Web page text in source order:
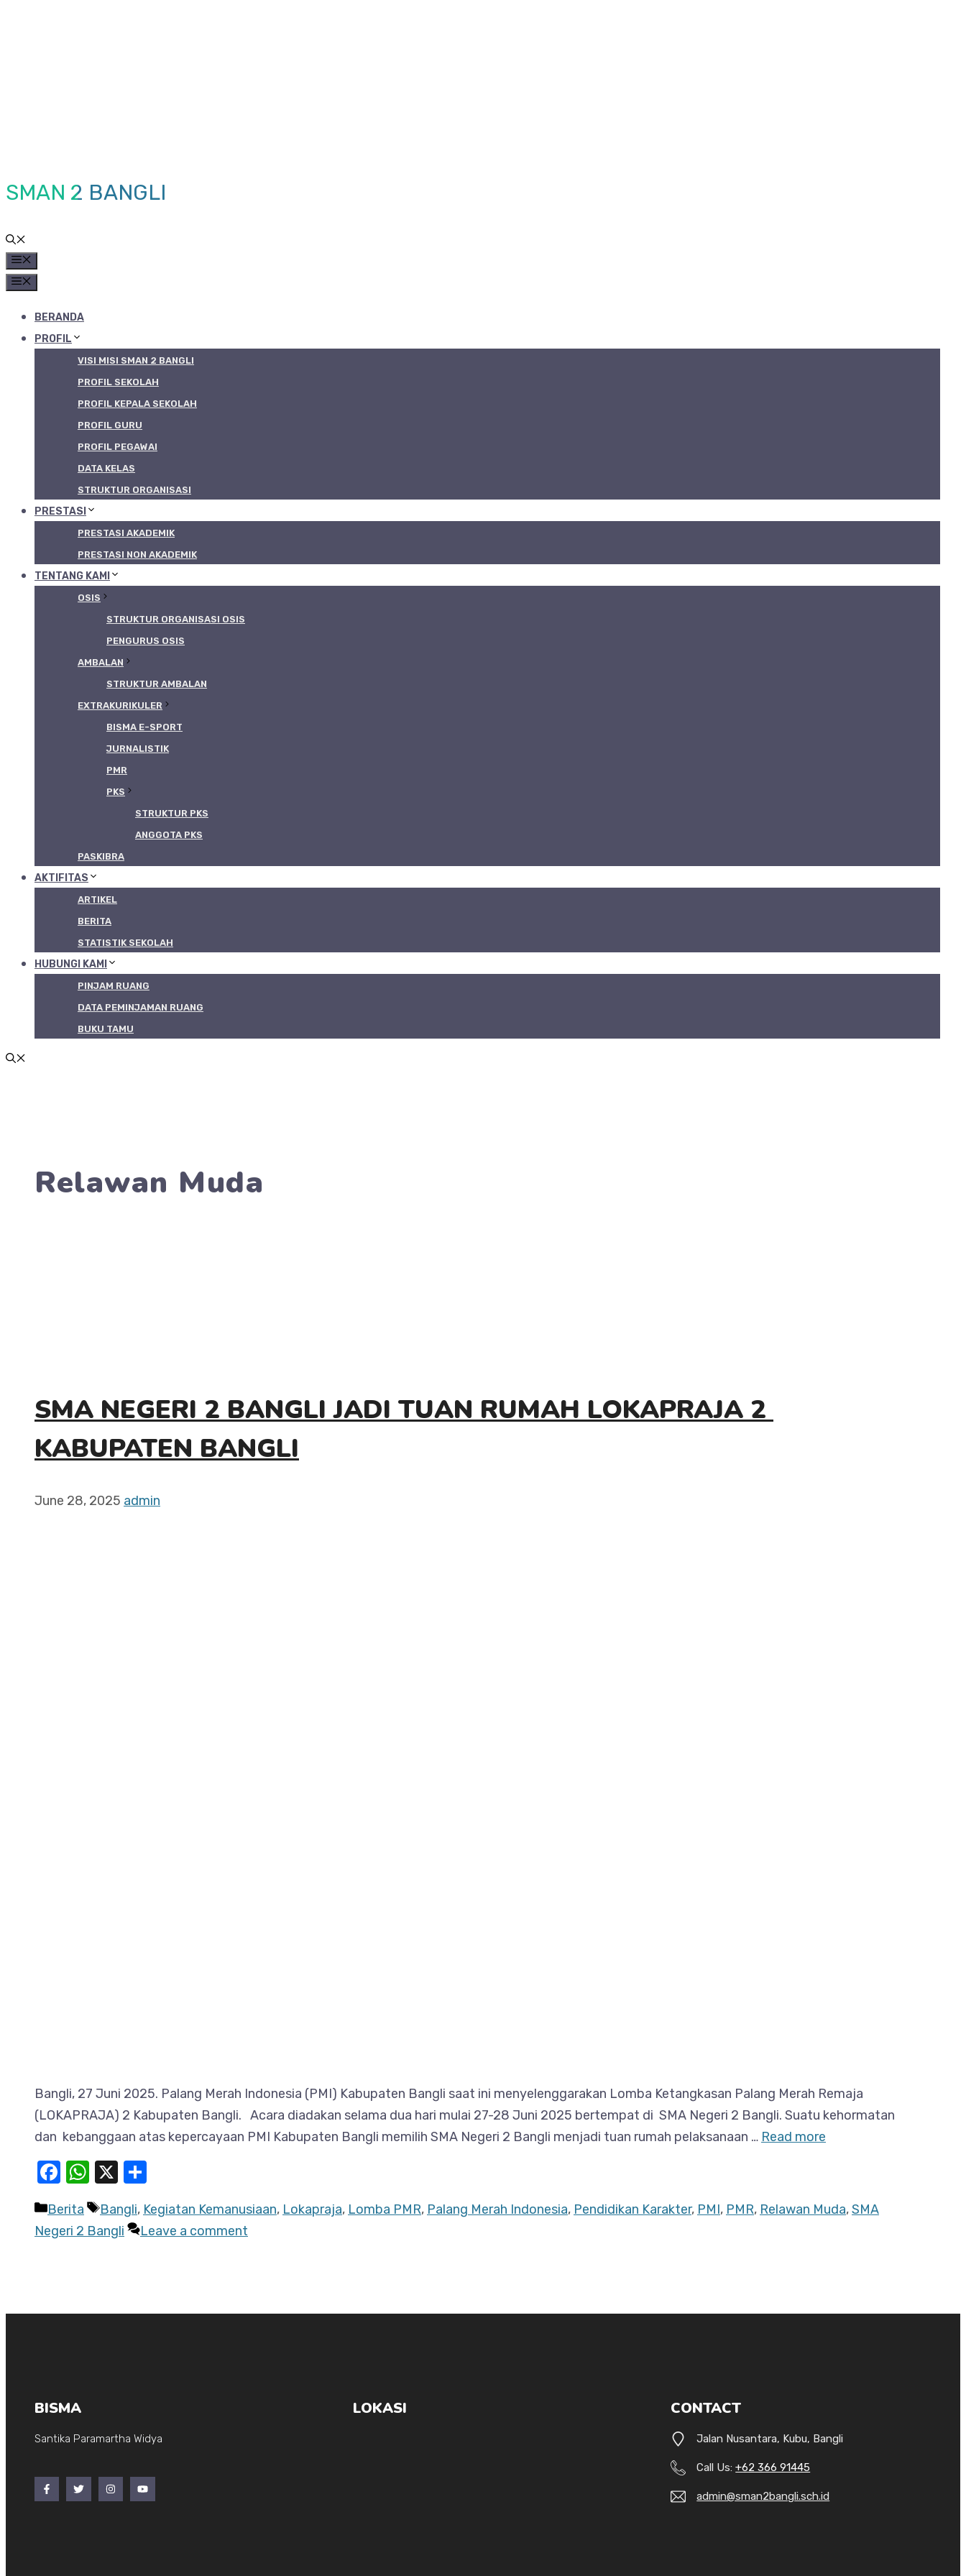
SMAN 2 BANGLI
BERANDA
PROFIL
VISI MISI SMAN 2 BANGLI
PROFIL SEKOLAH
PROFIL KEPALA SEKOLAH
PROFIL GURU
PROFIL PEGAWAI
DATA KELAS
STRUKTUR ORGANISASI
PRESTASI
PRESTASI AKADEMIK
PRESTASI NON AKADEMIK
TENTANG KAMI
OSIS
STRUKTUR ORGANISASI OSIS
PENGURUS OSIS
AMBALAN
STRUKTUR AMBALAN
EXTRAKURIKULER
BISMA E-SPORT
JURNALISTIK
PMR
PKS
STRUKTUR PKS
ANGGOTA PKS
PASKIBRA
AKTIFITAS
ARTIKEL
BERITA
STATISTIK SEKOLAH
HUBUNGI KAMI
PINJAM RUANG
DATA PEMINJAMAN RUANG
BUKU TAMU
Relawan Muda
SMA NEGERI 2 BANGLI JADI TUAN RUMAH LOKAPRAJA 2
KABUPATEN BANGLI
June 28, 2025 admin
Bangli, 27 Juni 2025. Palang Merah Indonesia (PMI) Kabupaten Bangli saat ini menyelenggarakan Lomba Ketangkasan Palang Merah Remaja
(LOKAPRAJA) 2 Kabupaten Bangli. Acara diadakan selama dua hari mulai 27-28 Juni 2025 bertempat di SMA Negeri 2 Bangli. Suatu kehormatan
dan kebanggaan atas kepercayaan PMI Kabupaten Bangli memilih SMA Negeri 2 Bangli menjadi tuan rumah pelaksanaan … Read more
Facebook
WhatsApp
X
Categories
Berita Tags
Bangli, Kegiatan Kemanusiaan, Lokapraja, Lomba PMR, Palang Merah Indonesia, Pendidikan Karakter, PMI, PMR, Relawan Muda,SMA
Negeri 2 Bangli
Leave a comment
BISMA
Santika Paramartha Widya
LOKASI CONTACT
Jalan Nusantara, Kubu, Bangli
Call Us:+62 366 91445
admin@sman2bangli.sch.id